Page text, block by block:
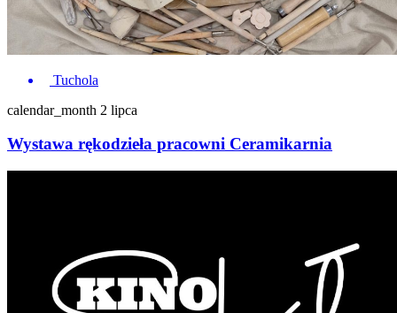
Tuchola
calendar_month 2 lipca
Wystawa rękodzieła pracowni Ceramikarnia